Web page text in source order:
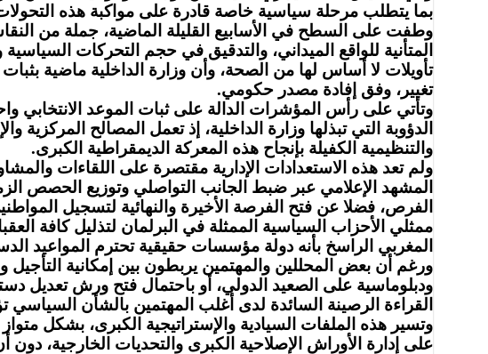
بما يتطلب مرحلة سياسية خاصة قادرة على مواكبة هذه
وطفت على السطح في الأسابيع القليلة الماضية، جملة من
المتأنية للواقع الميداني، والتدقيق في حجم التحركات
تأويلات لا أساس لها من الصحة، وأن وزارة الداخلية ماضية
تغيير، وفق إفادة مصدر حكومي.
وتأتي على رأس المؤشرات الدالة على ثبات الموعد الانتخابي
الدؤوبة التي تبذلها وزارة الداخلية، إذ تعمل المصالح
والتنظيمية الكفيلة بإنجاح هذه المعركة الديمقراطية الكبرى.
ولم تعد هذه الاستعدادات الإدارية مقتصرة على اللقاءات
المشهد الإعلامي عبر ضبط الجانب التواصلي وتوزيع الحصص
الفرص، فضلا عن فتح الفرصة الأخيرة والنهائية لتسجيل
ممثلي الأحزاب السياسية الممثلة في البرلمان لتذليل كافة
المغربي الراسخ بأنه دولة مؤسسات حقيقية تحترم المواعيد
ورغم أن بعض المحللين والمهتمين يربطون بين إمكانية
ودبلوماسية على الصعيد الدولي، أو باحتمال فتح ورش تعديل
القراءة الرصينة السائدة لدى أغلب المهتمين بالشأن
وتسير هذه الملفات السيادية والإستراتيجية الكبرى، بشكل
على إدارة الأوراش الإصلاحية الكبرى والتحديات الخارجية،